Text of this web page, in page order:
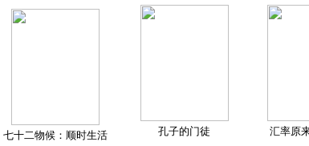
七十二物候：顺时生活 孔子的门徒 汇率原